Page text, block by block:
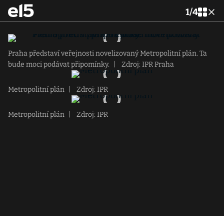
1/4
Praha představí veřejnosti novelizovaný Metropolitní plán. Ta
bude moci podávat připomínky.
Zdroj: IPR Praha
Metropolitní plán Zdroj: IPR
Metropolitní plán Zdroj: IPR